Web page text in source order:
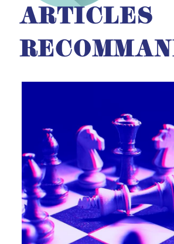
ARTICLES